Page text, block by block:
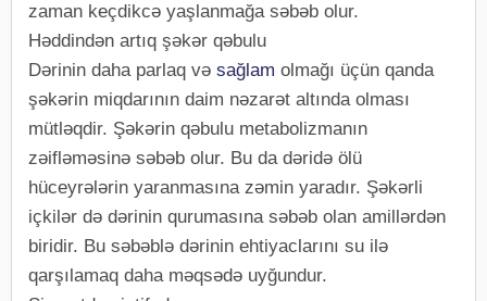
zaman keçdikcə yaşlanmağa səbəb olur.
Həddindən artıq şəkər qəbulu
Dərinin daha parlaq və sağlam olmağı üçün qanda
şəkərin miqdarının daim nəzarət altında olması
mütləqdir. Şəkərin qəbulu metabolizmanın
zəifləməsinə səbəb olur. Bu da dəridə ölü
hüceyrələrin yaranmasına zəmin yaradır. Şəkərli
içkilər də dərinin qurumasına səbəb olan amillərdən
biridir. Bu səbəblə dərinin ehtiyaclarını su ilə
qarşılamaq daha məqsədə uyğundur.